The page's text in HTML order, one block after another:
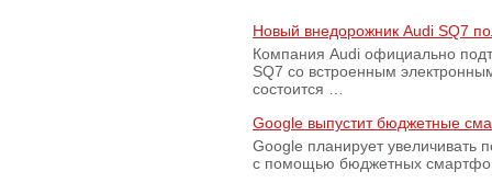
Новый внедорожник Audi SQ7
Компания Audi официально
SQ7 со встроенным
состоится …
Google выпустит бюджетные
Google планирует увеличивать
с помощью бюджетных